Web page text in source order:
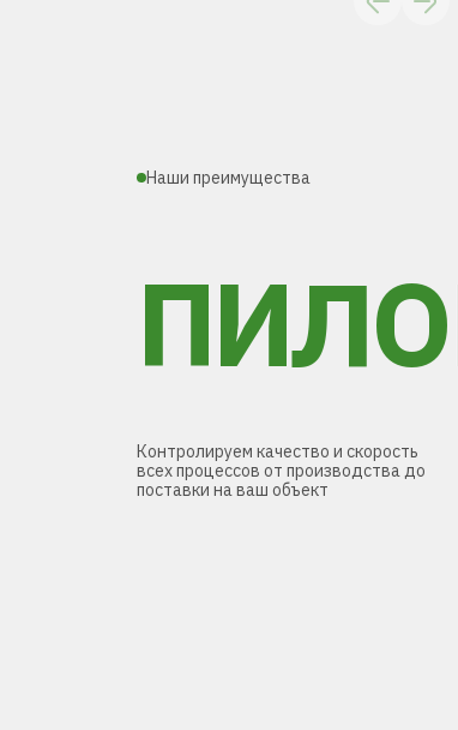
Наши преимущества
Контролируем качество и скорость
всех процессов от производства до
поставки на ваш объект